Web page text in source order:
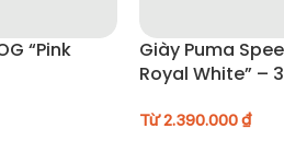
mềm hoặc bàn chải lông mềm lau
giữ form giày và chất liệu được bền
“Pink
Giày Puma
Royal White” –
Từ2.390.000₫